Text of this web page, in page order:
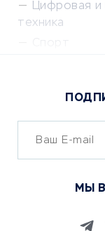
Цифровая и
техника
Сервисы
ОБУЧЕНИЕ И
Изучение
МЫ